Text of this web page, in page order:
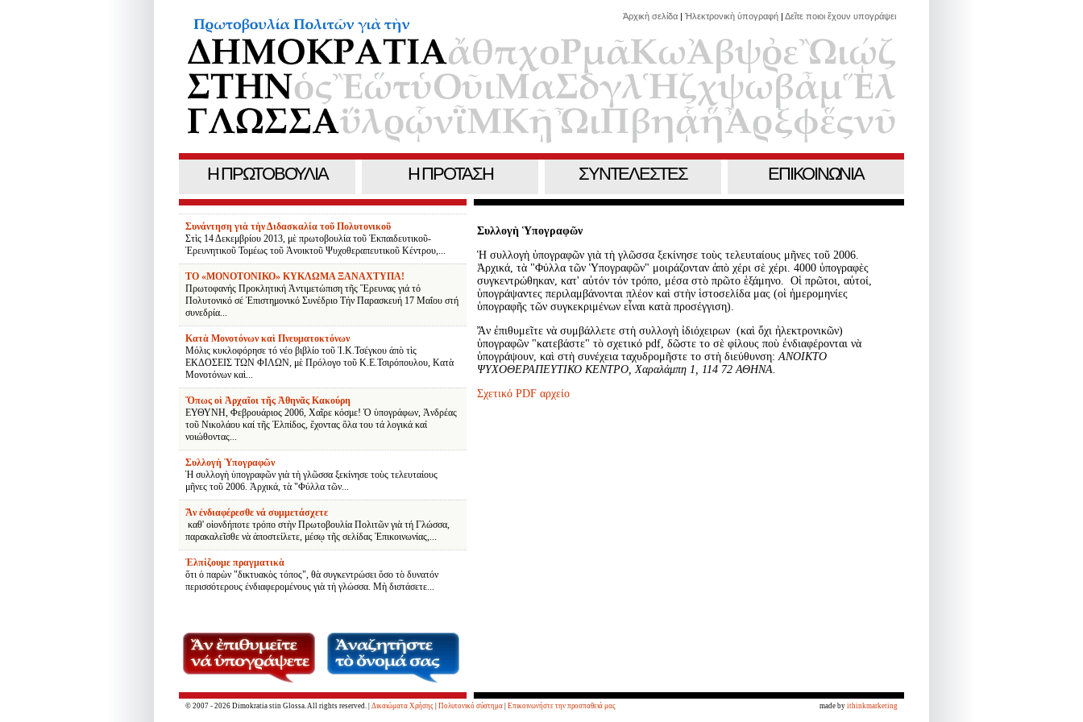
Ἀρχικὴ σελίδα | Ἠλεκτρονικὴ ὑπογραφή | Δεῖτε ποιοι ἔχουν υπογράψει
Η ΠΡΩΤΟΒΟΥΛΙΑ H ΠΡΟΤΑΣΗ ΣΥΝΤΕΛΕΣΤΕΣ ΕΠΙΚΟΙΝΩΝΙΑ
Συνάντηση γιὰ τὴν Διδασκαλία τοῦ Πολυτονικοῦ
Στὶς 14 Δεκεμβρίου 2013, μὲ πρωτοβουλία τοῦ Ἐκπαιδευτικοῦ-
Ἐρευνητικοῦ Τομέως τοῦ Ἀνοικτοῦ Ψυχοθεραπευτικοῦ Κέντρου,...
ΤΟ «ΜΟΝΟΤΟΝΙΚΟ» ΚΥΚΛΩΜΑ ΞΑΝΑΧΤΥΠΑ!
Πρωτοφανής Προκλητική Ἀντιμετώπιση τῆς Ἔρευνας γιά τό
Πολυτονικό σέ Ἐπιστημονικό Συνέδριο Τήν Παρασκευή 17 Μαΐου στή
συνεδρία...
Κατὰ Μονοτόνων καὶ Πνευματοκτόνων
Μόλις κυκλοφόρησε τό νέο βιβλίο τοῦ Ἰ.Κ.Τσέγκου ἀπὸ τὶς
ΕΚΔΟΣΕΙΣ ΤΩΝ ΦΙΛΩΝ, μὲ Πρόλογο τοῦ Κ.Ε.Τσιρόπουλου, Κατὰ
Μονοτόνων καὶ...
Ὅπως οἱ Ἀρχαῖοι τῆς Ἀθηνᾶς Κακούρη
ΕΥΘΥΝΗ, Φεβρουάριος 2006, Χαῖρε κόσμε! Ὁ ὑπογράφων, Ἀνδρέας
τοῦ Νικολάου καί τῆς Ἐλπίδος, ἔχοντας ὅλα του τά λογικά καί
νοιώθοντας...
Συλλογὴ Ὑπογραφῶν
Ἡ συλλογὴ ὑπογραφῶν γιὰ τὴ γλῶσσα ξεκίνησε τοὺς τελευταίους
μῆνες τοῦ 2006. Ἀρχικά, τὰ "Φύλλα τῶν...
Ἄν ἐνδιαφέρεσθε νά συμμετάσχετε
καθ' οἱονδήποτε τρόπο στὴν Πρωτοβουλία Πολιτῶν γιὰ τή Γλώσσα,
παρακαλεῖσθε νὰ ἀποστείλετε, μέσῳ τῆς σελίδας Ἐπικοινωνίας,...
Ἐλπίζουμε πραγματικὰ
ὅτι ὁ παρὼν "δικτυακὸς τόπος", θὰ συγκεντρώσει ὅσο τὸ δυνατόν
περισσότερους ἐνδιαφερομένους γιὰ τὴ γλώσσα. Μὴ διστάσετε...
Συλλογὴ Ὑπογραφῶν
Ἡ συλλογὴ ὑπογραφῶν γιὰ τὴ γλῶσσα ξεκίνησε τοὺς τελευταίους μῆνες τοῦ 2006.
Ἀρχικά, τὰ "Φύλλα τῶν Ὑπογραφῶν" μοιράζονταν ἀπὸ χέρι σὲ χέρι. 4000 ὑπογραφὲς
συγκεντρώθηκαν, κατ' αὐτόν τόν τρόπο, μέσα στὸ πρῶτο ἑξάμηνο. Οἱ πρῶτοι, αὐτοί,
ὑπογράψαντες περιλαμβάνονται πλέον καὶ στὴν ἱστοσελίδα μας (οἱ ἡμερομηνίες
ὑπογραφῆς τῶν συγκεκριμένων εἶναι κατὰ προσέγγιση).
Ἄν ἐπιθυμεῖτε νὰ συμβάλλετε στὴ συλλογὴ ἰδιόχειρων (καὶ ὄχι ἠλεκτρονικῶν)
ὑπογραφῶν "κατεβάστε" τὸ σχετικό pdf, δῶστε το σὲ φίλους ποὺ ἐνδιαφέρονται νὰ
ὑπογράψουν, καὶ στὴ συνέχεια ταχυδρομῆστε το στὴ διεύθυνση:ΑΝΟΙΚΤΟ
ΨΥΧΟΘΕΡΑΠΕΥΤΙΚΟ ΚΕΝΤΡΟ, Χαραλάμπη 1, 114 72 ΑΘΗΝΑ.
Σχετικό PDF αρχείο
© 2007 - 2026 Dimokratia stin Glossa. All rights reserved. | Δικαιώματα Χρήσης Πολυτονικό σύστημα Επικοινωνήστε την προσπαθειά μας made by ithinkmarketing